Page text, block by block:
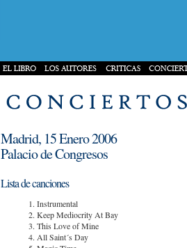
Madrid, 15 Enero 2006
Palacio de Congresos
Lista de canciones
1. Instrumental
2. Keep Mediocrity At Bay
3. This Love of Mine
4. All Saint´s Day